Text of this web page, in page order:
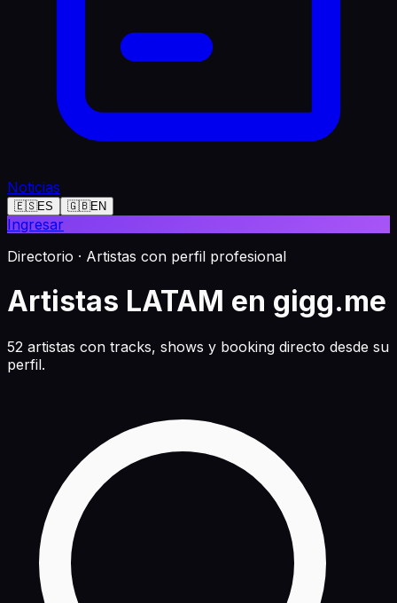
Noticias
🇪🇸ES 🇬🇧EN
Ingresar
Directorio · Artistas con perfil profesional
Artistas LATAM en gigg.me
52 artistas con tracks, shows y booking directo desde su
perfil.